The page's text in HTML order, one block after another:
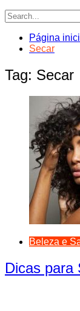
Página
Secar
Tag: Secar
Beleza e
Dicas para